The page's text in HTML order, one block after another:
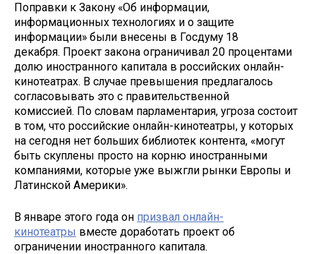
Поправки к Закону «Об информации,
информационных технологиях и о защите
информации» были внесены в Госдуму 18
декабря. Проект закона ограничивал 20 процентами
долю иностранного капитала в российских онлайн-
кинотеатрах. В случае превышения предлагалось
согласовывать это с правительственной
комиссией. По словам парламентария, угроза состоит
в том, что российские онлайн-кинотеатры, у которых
на сегодня нет больших библиотек контента, «могут
быть скуплены просто на корню иностранными
компаниями, которые уже выжгли рынки Европы и
Латинской Америки».
В январе этого года он призвал онлайн-
кинотеатры вместе доработать проект об
ограничении иностранного капитала.